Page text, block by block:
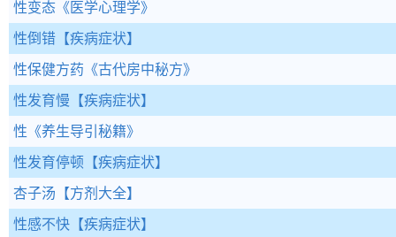
性变态 《医学心理学》
性倒错 【疾病症状】
性保健方药 《古代房中秘方》
性发育慢 【疾病症状】
性 《养生导引秘籍》
性发育停顿 【疾病症状】
杏子汤 【方剂大全】
性感不快 【疾病症状】